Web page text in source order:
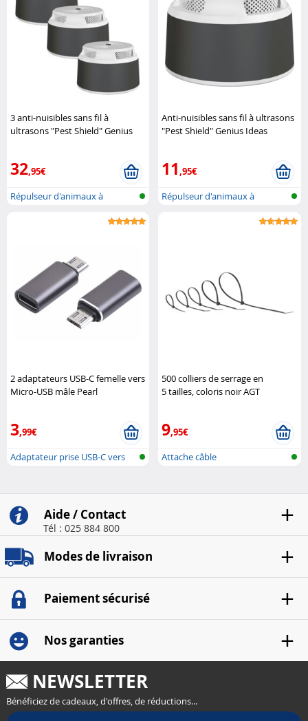
3 anti-nuisibles sans fil à
ultrasons "Pest Shield" Genius
32,95€
Répulseur d'animaux à
Anti-nuisibles sans fil à ultrasons
"Pest Shield" Genius Ideas
11,95€
Répulseur d'animaux à
2 adaptateurs USB-C femelle vers
Micro-USB mâle Pearl
3,99€
Adaptateur prise USB-C vers
500 colliers de serrage en
5 tailles, coloris noir AGT
9,95€
Attache câble
Aide / Contact
Tél : 025 884 800
Modes de livraison
Paiement sécurisé
Nos garanties
NEWSLETTER
Bénéficiez de cadeaux, d'offres, de réductions...